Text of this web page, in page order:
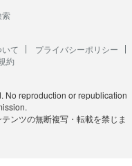
索
て
プライバシーポリシー
約
reproduction or republication
ンツの無断複写・転載を禁じま